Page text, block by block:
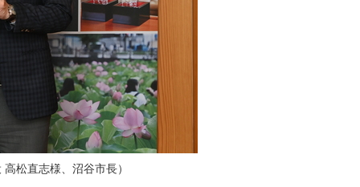
松直志様、沼谷市長）